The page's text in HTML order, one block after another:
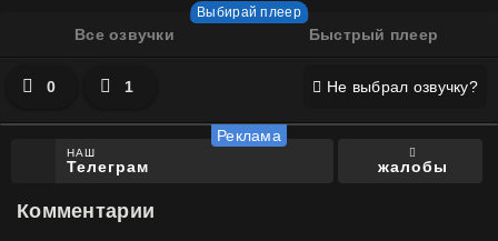
Все озвучки Быстрый плеер
0 1 Не выбрал озвучку?
НАШ
Телеграм жалобы
Комментарии